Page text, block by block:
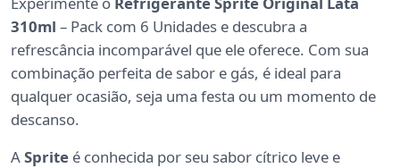
310ml – Pack com 6 Unidades e descubra a
refrescância incomparável que ele oferece. Com sua
combinação perfeita de sabor e gás, é ideal para
qualquer ocasião, seja uma festa ou um momento de
descanso.
ASprite é conhecida por seu sabor cítrico leve e